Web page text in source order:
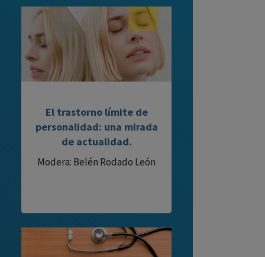
El trastorno límite de
personalidad: una mirada
de actualidad.
Modera: Belén Rodado León